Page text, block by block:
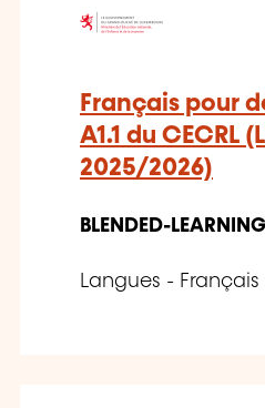
Français pour
A1.1 du CECRL
2025/2026)
BLENDED-LEARNING
Langues - Français